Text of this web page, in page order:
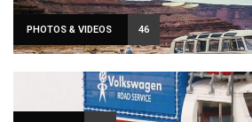
PHOTOS & VIDEOS 46